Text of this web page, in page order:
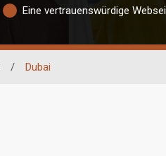
Eine vertrauenswürdige
/ Dubai